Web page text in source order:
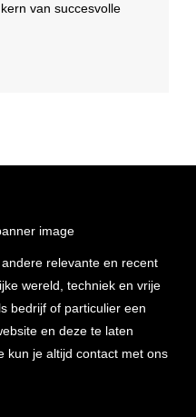
van succesvolle
relevante en recent
wereld, techniek en vrije
bedrijf of particulier een
en deze te laten
kun je altijd contact met ons